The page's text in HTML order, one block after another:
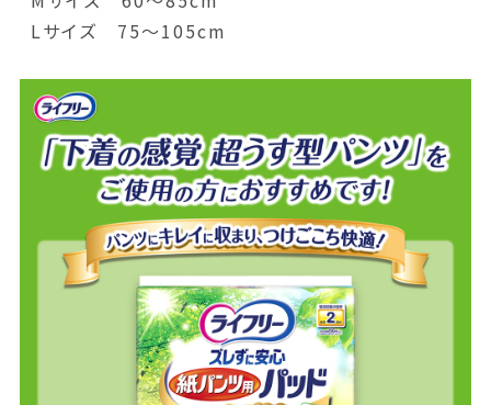
Lサイズ 75～105cm